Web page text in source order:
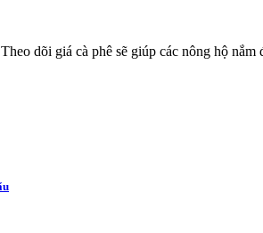
dõi giá cà phê sẽ giúp các nông hộ